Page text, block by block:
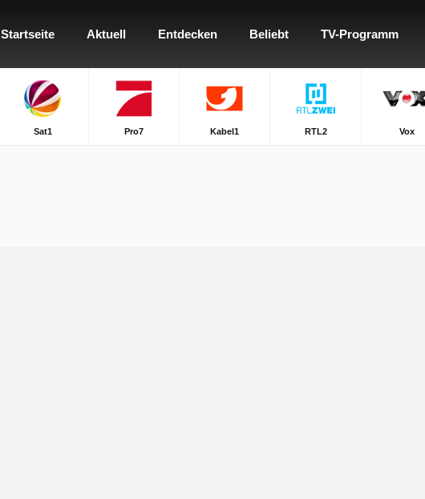
Startseite Aktuell Entdecken Beliebt TV-Programm
Sat1 Pro7 Kabel1 RTL2 Vox